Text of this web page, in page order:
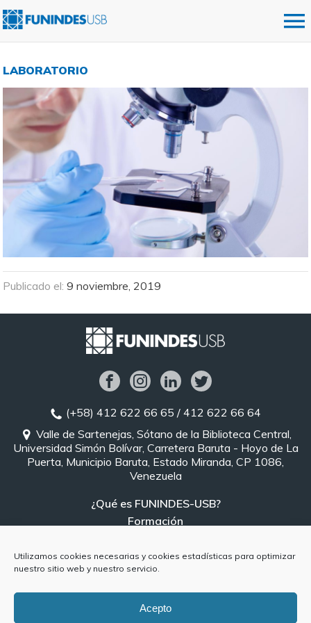
Utilizamos cookies necesarias y cookies estadísticas para optimizar
nuestro sitio web y nuestro servicio.
Acepto
LABORATORIO
Publicado el: 9 noviembre, 2019
(+58) 412 622 66 65 / 412 622 66 64
Valle de Sartenejas, Sótano de la Biblioteca Central,
Universidad Simón Bolívar, Carretera Baruta - Hoyo de La
Puerta, Municipio Baruta, Estado Miranda, CP 1086,
Venezuela
¿Qué es FUNINDES-USB?
Formación
Postgrado
Unidades de Gestión
Aviso Legal
Contáctanos